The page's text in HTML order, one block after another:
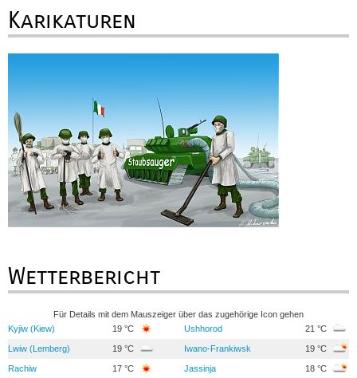
Karikaturen
Wetterbericht
Für Details mit dem Mauszeiger über das zugehörige Icon gehen
Kyjiw (Kiew)
19 °C Ushhorod 21 °C
Lwiw (Lemberg) 19 °C Iwano-Frankiwsk 19 °C
Rachiw 17 °C Jassinja 18 °C